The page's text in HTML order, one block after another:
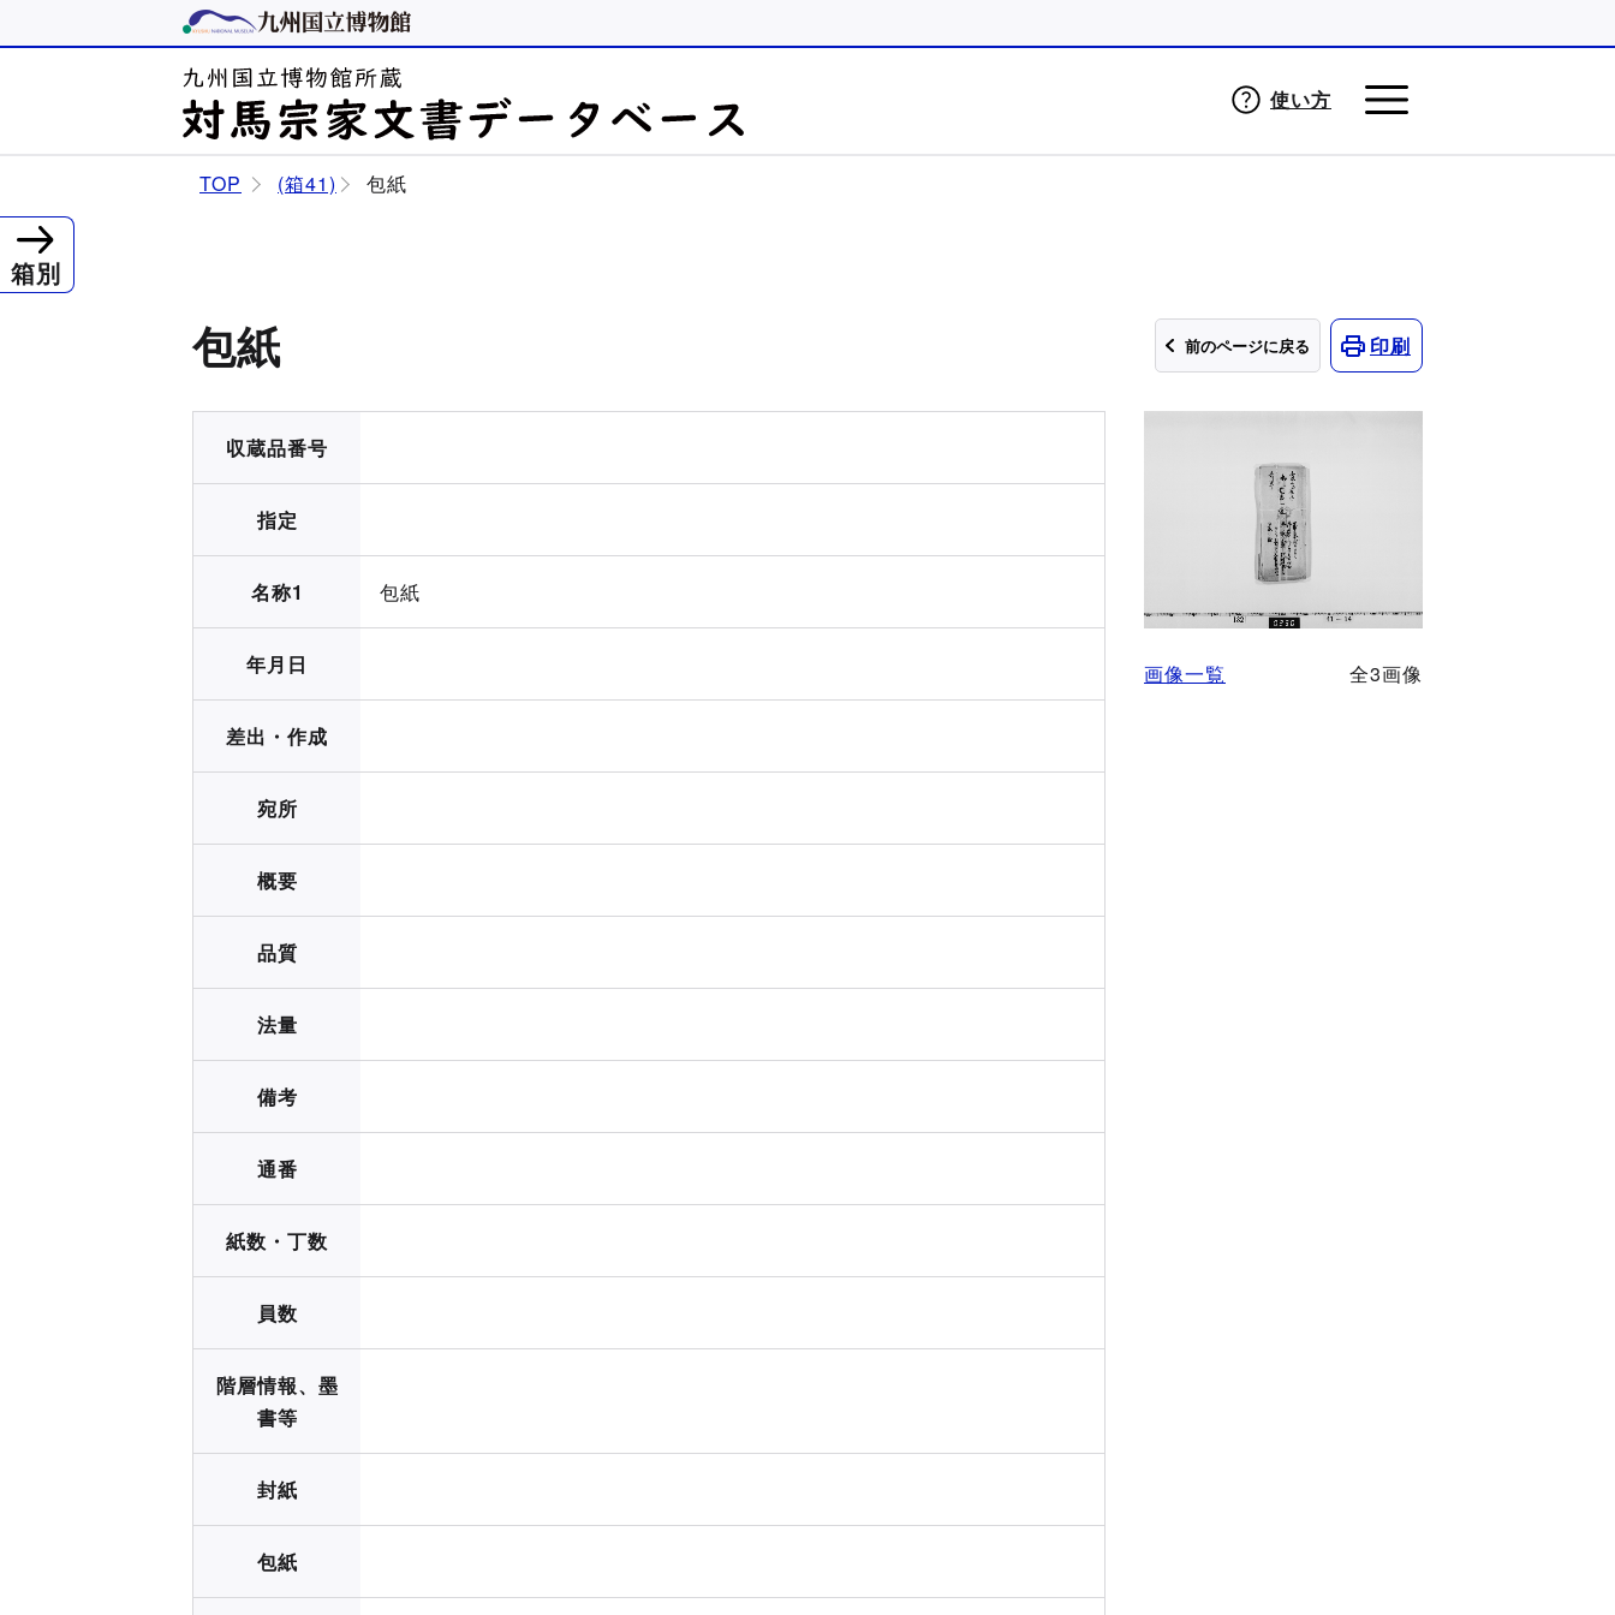
使い方
TOP (箱41) 包紙
前のページに戻る
包紙 印刷
画像一覧 全3画像
収蔵品番号
指定
名称1 包紙
年月日
差出・作成
宛所
概要
品質
法量
備考
通番
紙数・丁数
員数
階層情報、墨
書等
封紙
包紙
箱別